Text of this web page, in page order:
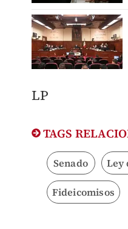
LP
TAGS
Senado Ley
Fideicomisos